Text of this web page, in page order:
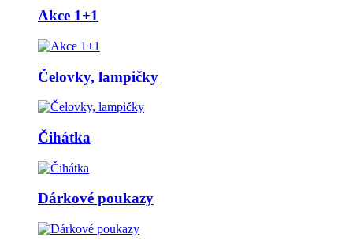
Akce 1+1
Čelovky, lampičky
Čihátka
Dárkové poukazy